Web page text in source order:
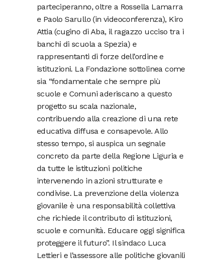
parteciperanno, oltre a Rossella Lamarra
e Paolo Sarullo (in videoconferenza), Kiro
Attia (cugino di Aba, il ragazzo ucciso tra i
banchi di scuola a Spezia) e
rappresentanti di forze dell’ordine e
istituzioni. La Fondazione sottolinea come
sia “fondamentale che sempre più
scuole e Comuni aderiscano a questo
progetto su scala nazionale,
contribuendo alla creazione di una rete
educativa diffusa e consapevole. Allo
stesso tempo, si auspica un segnale
concreto da parte della Regione Liguria e
da tutte le istituzioni politiche
intervenendo in azioni strutturate e
condivise. La prevenzione della violenza
giovanile è una responsabilità collettiva
che richiede il contributo di istituzioni,
scuole e comunità. Educare oggi significa
proteggere il futuro”. Il sindaco Luca
Lettieri e l’assessore alle politiche giovanili